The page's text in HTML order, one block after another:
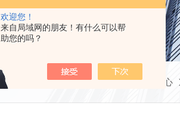
欢迎您！
来自局域网的朋友！有什么可以帮
助您的吗？
当前位置：首页 产品中心